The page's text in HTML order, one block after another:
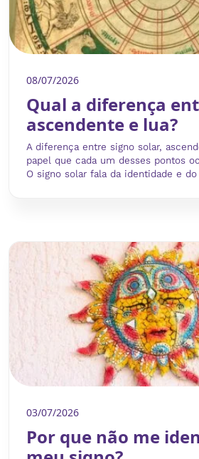
08/07/2026
Qual a diferença
ascendente e lua?
A diferença entre signo solar,
papel que cada um desses pontos
O signo solar fala da identidade e
03/07/2026
Por que não me